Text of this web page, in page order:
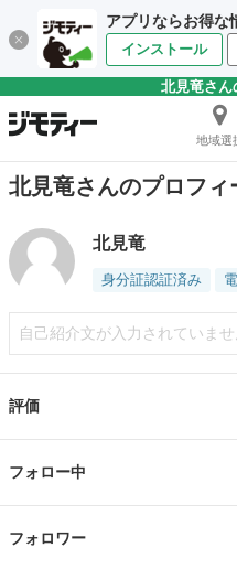
アプリならお得な
インストール
北見竜さん
地域選
北見竜さんのプロフィ
北見竜
身分証認証済み
自己紹介文が入力されていませ
評価
フォロー中
フォロワー